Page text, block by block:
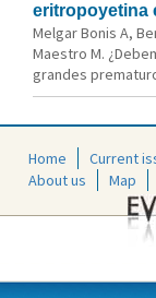
eritropoyetina
Melgar Bonis A,
Maestro M.
grandes
Home Current
About us
Map